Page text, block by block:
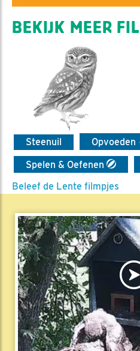
BEKIJK MEER
Steenuil
Opvoeden
Spelen & Oefenen
Beleef de Lente filmpjes